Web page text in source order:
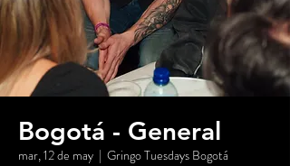
Bogotá - General
mar, 12 de may
  |
Gringo Tuesdays Bogotá